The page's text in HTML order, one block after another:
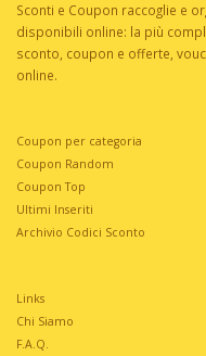
Sconti e Coupon raccoglie e
disponibili online: la più
sconto, coupon e offerte,
online.
Coupon per categoria
Coupon Random
Coupon Top
Ultimi Inseriti
Archivio Codici Sconto
Links
Chi Siamo
F.A.Q.